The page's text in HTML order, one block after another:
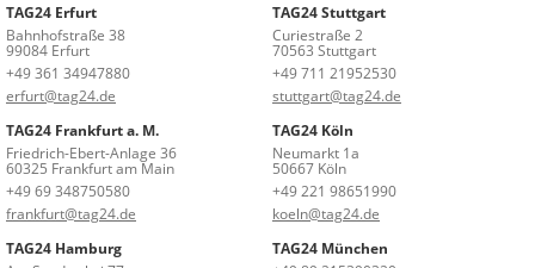
TAG24 Erfurt
Bahnhofstraße 38
99084 Erfurt
+49 361 34947880
erfurt@tag24.de
TAG24 Stuttgart
Curiestraße 2
70563 Stuttgart
+49 711 21952530
stuttgart@tag24.de
TAG24 Frankfurt a. M.
Friedrich-Ebert-Anlage 36
60325 Frankfurt am Main
+49 69 348750580
frankfurt@tag24.de
TAG24 Köln
Neumarkt 1a
50667 Köln
+49 221 98651990
koeln@tag24.de
TAG24 Hamburg
TAG24 München